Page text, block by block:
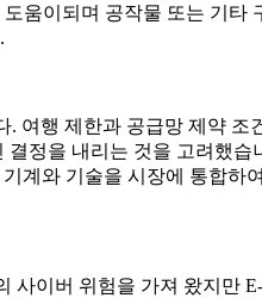
움이되며 공작물 또는 기
. 여행 제한과 공급망 제약
정을 내리는 것을 고려했
계와 기술을 시장에 통합하
사이버 위험을 가져 왔지